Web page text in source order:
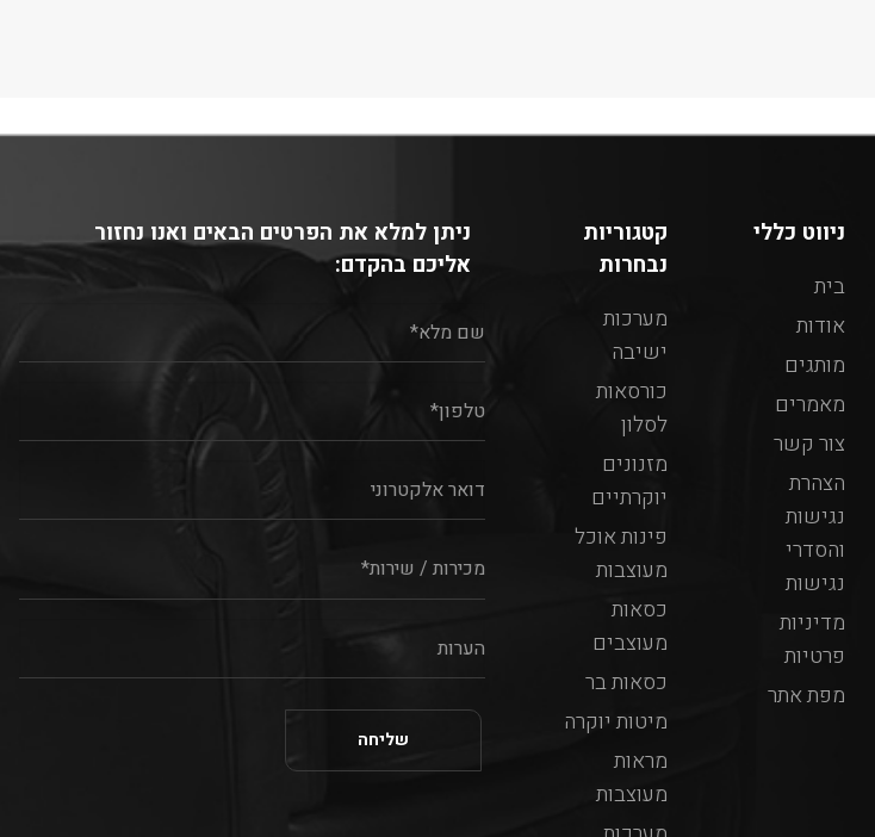
ניווט כללי
בית
אודות
מותגים
מאמרים
צור קשר
הצהרת
נגישות
והסדרי
נגישות
מדיניות
פרטיות
מפת אתר
קטגוריות
נבחרות
מערכות
ישיבה
כורסאות
לסלון
מזנונים
יוקרתיים
פינות אוכל
מעוצבות
כסאות
מעוצבים
כסאות בר
מיטות יוקרה
מראות
מעוצבות
ניתן למלא את הפרטים הבאים ואנו נחזור
אליכם בהקדם: